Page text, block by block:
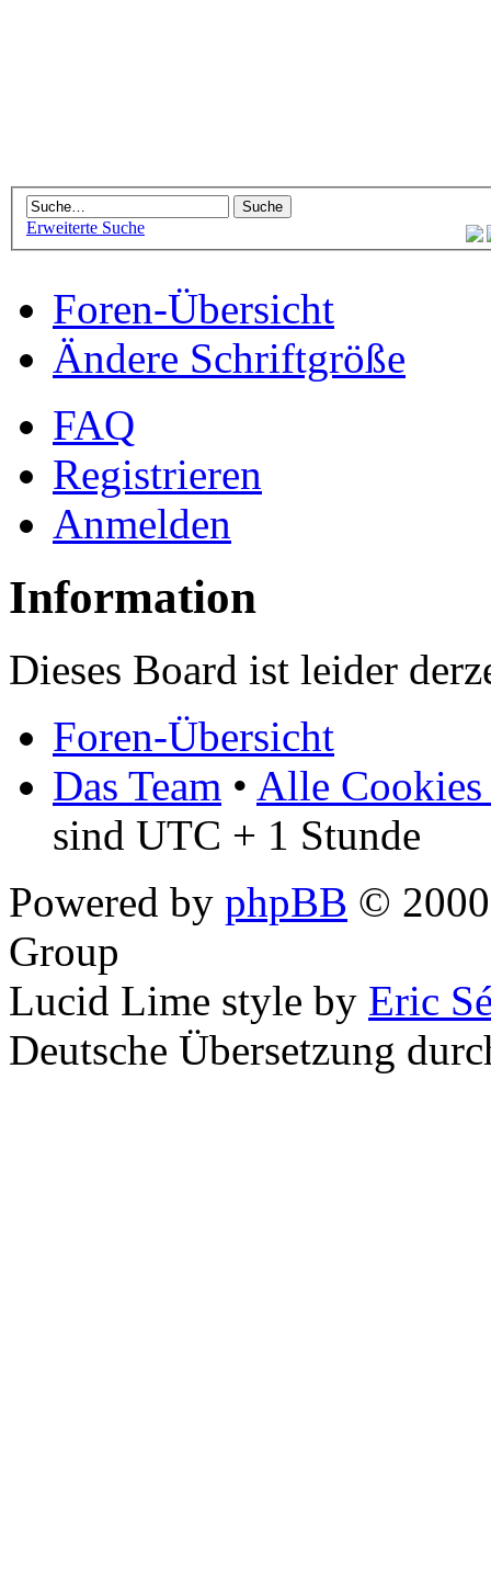
Erweiterte Suche
Foren-Übersicht
Ändere Schriftgröße
FAQ
Registrieren
Anmelden
Information
Dieses Board ist leider
Foren-Übersicht
Das Team • Alle Cookies
sind UTC + 1 Stunde
Powered by phpBB ©
Group
Lucid Lime style by Eric
Deutsche Übersetzung